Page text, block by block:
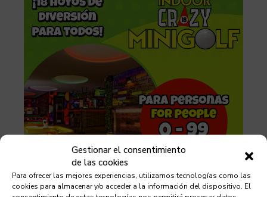
Gestionar el consentimiento
de las cookies
Para ofrecer las mejores experiencias, utilizamos tecnologías como las
cookies para almacenar y/o acceder a la información del dispositivo. El